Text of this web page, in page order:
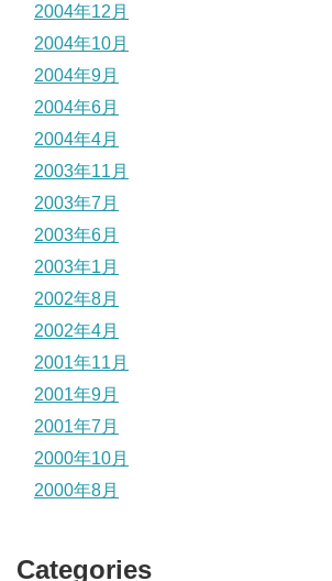
2004年12月
2004年10月
2004年9月
2004年6月
2004年4月
2003年11月
2003年7月
2003年6月
2003年1月
2002年8月
2002年4月
2001年11月
2001年9月
2001年7月
2000年10月
2000年8月
Categories